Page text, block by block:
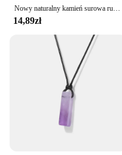
Nowy naturalny kamień surowa ruda kropla wody ametyst naszyjnik wisiorek Phnom Penh kryształowe wiszące DIY akcesoria do wyrobu biżuterii prezenty
14,89zł